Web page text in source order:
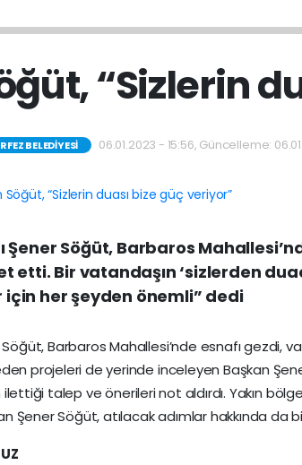
“Sizlerin
BELEDIYESI 06.01.2023 - 15:56, Güncelleme:
Şener Söğüt, Barbaros
Bir vatandaşın ‘sizlerden
için her şeyden önemli” dedi
Barbaros Mahallesi’nde esnafı gezdi,
projeleri de yerinde inceleyen Başkan
talep ve önerileri not aldırdı. Yakın
Şener Söğüt, atılacak adımlar hakkında da